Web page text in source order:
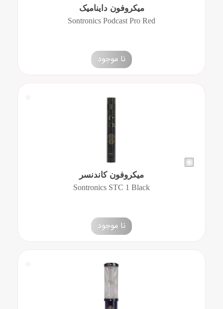
میکروفون داینامیک
Sontronics Podcast Pro Red
نا موجود
میکروفون کاندنسر
Sontronics STC 1 Black
نا موجود